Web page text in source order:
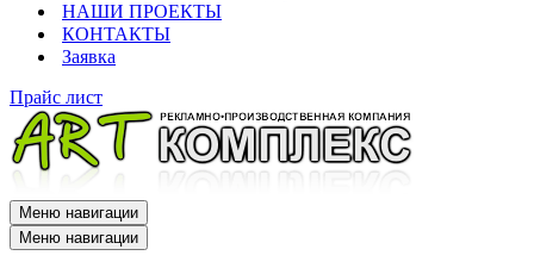
НАШИ ПРОЕКТЫ
КОНТАКТЫ
Заявка
Прайс лист
Меню навигации
Меню навигации